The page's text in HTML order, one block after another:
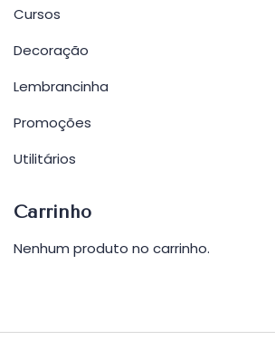
Cursos
Decoração
Lembrancinha
Promoções
Utilitários
Carrinho
Nenhum produto no carrinho.